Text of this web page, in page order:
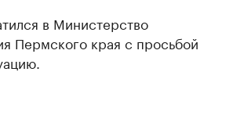
в Министерство
Пермского края с просьбой